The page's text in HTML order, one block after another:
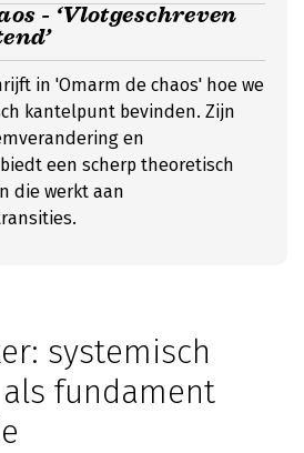
- ‘Vlotgeschreven
in 'Omarm de chaos' hoe we
kantelpunt bevinden. Zijn
en
een scherp theoretisch
die werkt aan
systemisch
fundament